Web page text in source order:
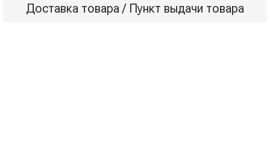
Доставка товара / Пункт выдачи товара